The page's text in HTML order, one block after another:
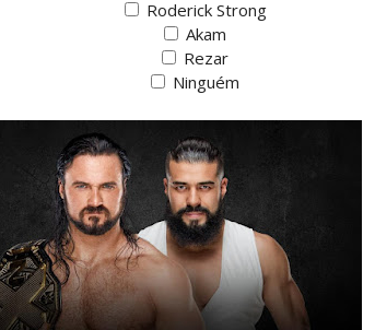
Roderick Strong
Akam
Rezar
Ninguém